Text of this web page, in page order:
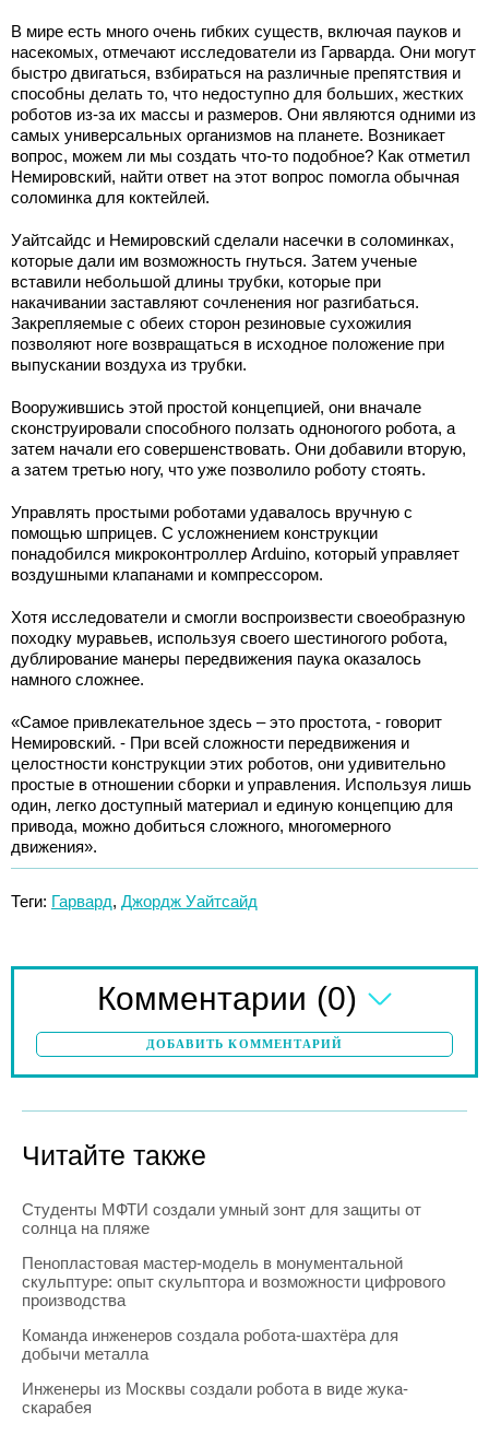
В мире есть много очень гибких существ, включая пауков и
насекомых, отмечают исследователи из Гарварда. Они могут
быстро двигаться, взбираться на различные препятствия и
способны делать то, что недоступно для больших, жестких
роботов из-за их массы и размеров. Они являются одними из
самых универсальных организмов на планете. Возникает
вопрос, можем ли мы создать что-то подобное? Как отметил
Немировский, найти ответ на этот вопрос помогла обычная
соломинка для коктейлей.
Уайтсайдс и Немировский сделали насечки в соломинках,
которые дали им возможность гнуться. Затем ученые
вставили небольшой длины трубки, которые при
накачивании заставляют сочленения ног разгибаться.
Закрепляемые с обеих сторон резиновые сухожилия
позволяют ноге возвращаться в исходное положение при
выпускании воздуха из трубки.
Вооружившись этой простой концепцией, они вначале
сконструировали способного ползать одноногого робота, а
затем начали его совершенствовать. Они добавили вторую,
а затем третью ногу, что уже позволило роботу стоять.
Управлять простыми роботами удавалось вручную с
помощью шприцев. С усложнением конструкции
понадобился микроконтроллер Arduino, который управляет
воздушными клапанами и компрессором.
Хотя исследователи и смогли воспроизвести своеобразную
походку муравьев, используя своего шестиногого робота,
дублирование манеры передвижения паука оказалось
намного сложнее.
«Самое привлекательное здесь – это простота, - говорит
Немировский. - При всей сложности передвижения и
целостности конструкции этих роботов, они удивительно
простые в отношении сборки и управления. Используя лишь
один, легко доступный материал и единую концепцию для
привода, можно добиться сложного, многомерного
движения».
Теги: Гарвард, Джордж Уайтсайд
Комментарии (0)
ДОБАВИТЬ КОММЕНТАРИЙ
Читайте также
Студенты МФТИ создали умный зонт для защиты от
солнца на пляже
Пенопластовая мастер-модель в монументальной
скульптуре: опыт скульптора и возможности цифрового
производства
Команда инженеров создала робота-шахтёра для
добычи металла
Инженеры из Москвы создали робота в виде жука-
скарабея